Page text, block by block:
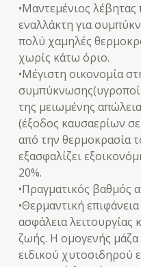
•Μαντεμένιος
εναλλάκτη για
πολύ χαμηλές
χωρίς κάτω όριο.
•Μέγιστη οικονομία
της μειωμένης
(έξοδος καυσαερίων
από την θερμοκρασία
εξασφαλίζει
20%.
•Πραγματικός βαθμός
•Θερμαντική
ασφάλεια λειτουργίας
ζωής. Η ομογενής μάζα
ειδικού χυτοσιδηρού